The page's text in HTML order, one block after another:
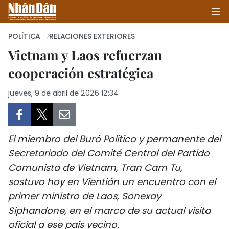
INICIO
POLÍTICA
SOCIEDAD
SALUD - MEDIO AMBIENTE
CULTURA - ENTRETENIMIENTO
INTERNACIONAL
POLÍTICA RELACIONES EXTERIORES
Vietnam y Laos refuerzan
cooperación estratégica
jueves, 9 de abril de 2026 12:34
El miembro del Buró Político y permanente del
Secretariado del Comité Central del Partido
Comunista de Vietnam, Tran Cam Tu,
sostuvo hoy en Vientián un encuentro con el
primer ministro de Laos, Sonexay
Siphandone, en el marco de su actual visita
oficial a ese país vecino.